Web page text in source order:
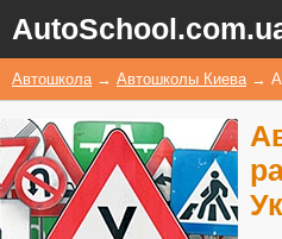
Автошкола → Автошколы Киева →